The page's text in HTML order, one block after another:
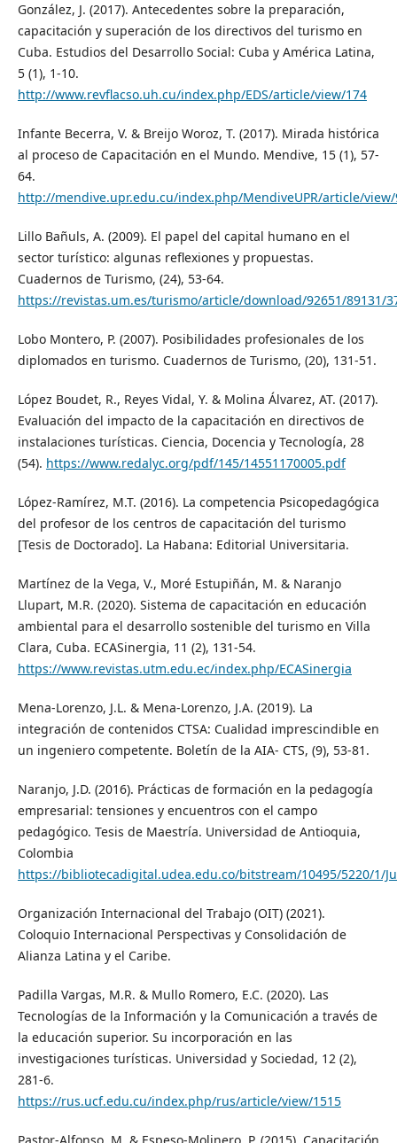
González, J. (2017). Antecedentes sobre la preparación,
capacitación y superación de los directivos del turismo en
Cuba. Estudios del Desarrollo Social: Cuba y América Latina,
5 (1), 1-10.
http://www.revflacso.uh.cu/index.php/EDS/article/view/174
Infante Becerra, V. & Breijo Woroz, T. (2017). Mirada histórica
al proceso de Capacitación en el Mundo. Mendive, 15 (1), 57-
64.
http://mendive.upr.edu.cu/index.php/MendiveUPR/article/view/
Lillo Bañuls, A. (2009). El papel del capital humano en el
sector turístico: algunas reflexiones y propuestas.
Cuadernos de Turismo, (24), 53-64.
https://revistas.um.es/turismo/article/download/92651/89131/
Lobo Montero, P. (2007). Posibilidades profesionales de los
diplomados en turismo. Cuadernos de Turismo, (20), 131-51.
López Boudet, R., Reyes Vidal, Y. & Molina Álvarez, AT. (2017).
Evaluación del impacto de la capacitación en directivos de
instalaciones turísticas. Ciencia, Docencia y Tecnología, 28
(54). https://www.redalyc.org/pdf/145/14551170005.pdf
López-Ramírez, M.T. (2016). La competencia Psicopedagógica
del profesor de los centros de capacitación del turismo
[Tesis de Doctorado]. La Habana: Editorial Universitaria.
Martínez de la Vega, V., Moré Estupiñán, M. & Naranjo
Llupart, M.R. (2020). Sistema de capacitación en educación
ambiental para el desarrollo sostenible del turismo en Villa
Clara, Cuba. ECASinergia, 11 (2), 131-54.
https://www.revistas.utm.edu.ec/index.php/ECASinergia
Mena-Lorenzo, J.L. & Mena-Lorenzo, J.A. (2019). La
integración de contenidos CTSA: Cualidad imprescindible en
un ingeniero competente. Boletín de la AIA- CTS, (9), 53-81.
Naranjo, J.D. (2016). Prácticas de formación en la pedagogía
empresarial: tensiones y encuentros con el campo
pedagógico. Tesis de Maestría. Universidad de Antioquia,
Colombia
https://bibliotecadigital.udea.edu.co/bitstream/10495/5220/1/
Organización Internacional del Trabajo (OIT) (2021).
Coloquio Internacional Perspectivas y Consolidación de
Alianza Latina y el Caribe.
Padilla Vargas, M.R. & Mullo Romero, E.C. (2020). Las
Tecnologías de la Información y la Comunicación a través de
la educación superior. Su incorporación en las
investigaciones turísticas. Universidad y Sociedad, 12 (2),
281-6.
https://rus.ucf.edu.cu/index.php/rus/article/view/1515